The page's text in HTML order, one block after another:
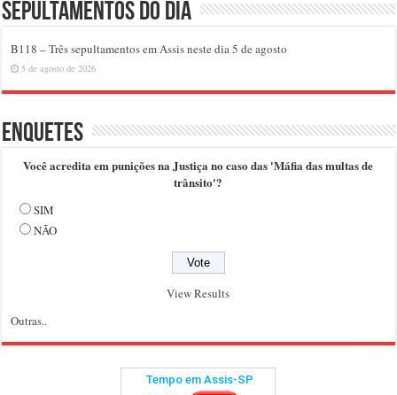
Sepultamentos do dia
B118 – Três sepultamentos em Assis neste dia 5 de agosto
5 de agosto de 2026
Enquetes
Você acredita em punições na Justiça no caso das 'Máfia das multas de
trânsito'?
SIM
NÃO
View Results
Outras..